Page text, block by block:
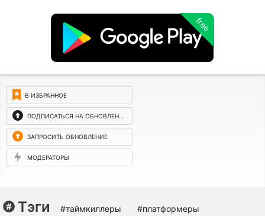
free
В ИЗБРАННОЕ
ПОДПИСАТЬСЯ НА ОБНОВЛЕНИЯ
ЗАПРОСИТЬ ОБНОВЛЕНИЕ
МОДЕРАТОРЫ
Тэги #таймкиллеры #платформеры